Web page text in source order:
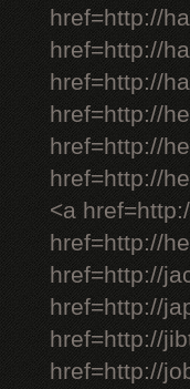
href=http://
href=http://
href=http://
href=http://
href=http://
href=http://
<a
href=http://
href=http://
href=http://
href=http://
href=http://